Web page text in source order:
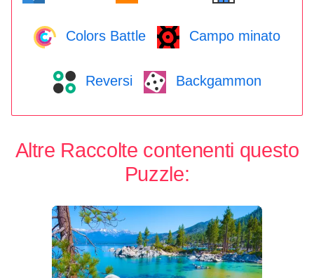
Colors Battle Campo minato
Reversi Backgammon
Altre Raccolte contenenti questo
Puzzle: